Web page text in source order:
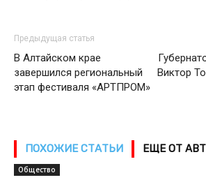
Предыдущая статья
В Алтайском крае
завершился региональный
этап фестиваля «АРТПРОМ»
Виктор
ПОХОЖИЕ СТАТЬИ ЕЩЕ ОТ
Общество